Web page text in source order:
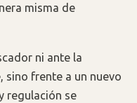
misma de
ni ante la
frente a un nuevo
regulación se